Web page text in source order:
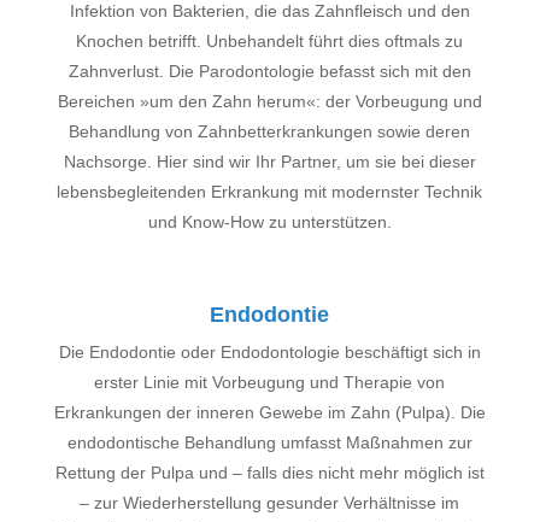
Infektion von Bakterien, die das Zahnfleisch und den
Knochen betrifft. Unbehandelt führt dies oftmals zu
Zahnverlust. Die Parodontologie befasst sich mit den
Bereichen »um den Zahn herum«: der Vorbeugung und
Behandlung von Zahnbetterkrankungen sowie deren
Nachsorge. Hier sind wir Ihr Partner, um sie bei dieser
lebensbegleitenden Erkrankung mit modernster Technik
und Know-How zu unterstützen.
Endodontie
Die Endodontie oder Endodontologie beschäftigt sich in
erster Linie mit Vorbeugung und Therapie von
Erkrankungen der inneren Gewebe im Zahn (Pulpa). Die
endodontische Behandlung umfasst Maßnahmen zur
Rettung der Pulpa und – falls dies nicht mehr möglich ist
– zur Wiederherstellung gesunder Verhältnisse im